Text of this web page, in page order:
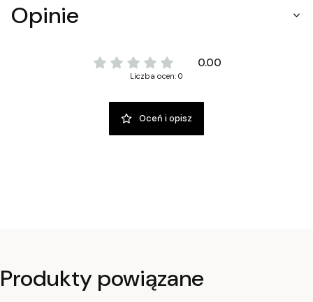
Opinie
0.00
Liczba ocen: 0
Oceń i opisz
Produkty powiązane